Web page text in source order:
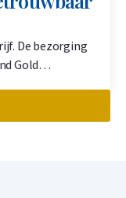
De bezorging
Gold…